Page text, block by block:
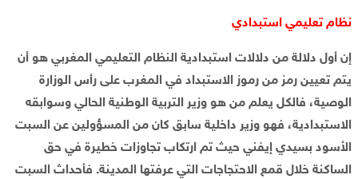
نظام تعليمي استبدادي
إن أول دلالة من دلالات استبدادية النظام التعليمي المغربي هو أن
يتم تعيين رمز من رموز الاستبداد في المغرب على رأس الوزارة
الوصية، فالكل يعلم من هو وزير التربية الوطنية الحالي وسوابقه
الاستبدادية، فهو وزير داخلية سابق كان من المسؤولين عن السبت
الأسود بسيدي إيفني حيث تم ارتكاب تجاوزات خطيرة في حق
الساكنة خلال قمع الاحتجاجات التي عرفتها المدينة. فأحداث السبت